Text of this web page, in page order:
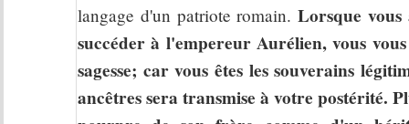
langage d'un patriote romain.Lorsque vous
succéder à l'empereur Aurélien, vous
sagesse; car vous êtes les souverains
ancêtres sera transmise à votre postérité.